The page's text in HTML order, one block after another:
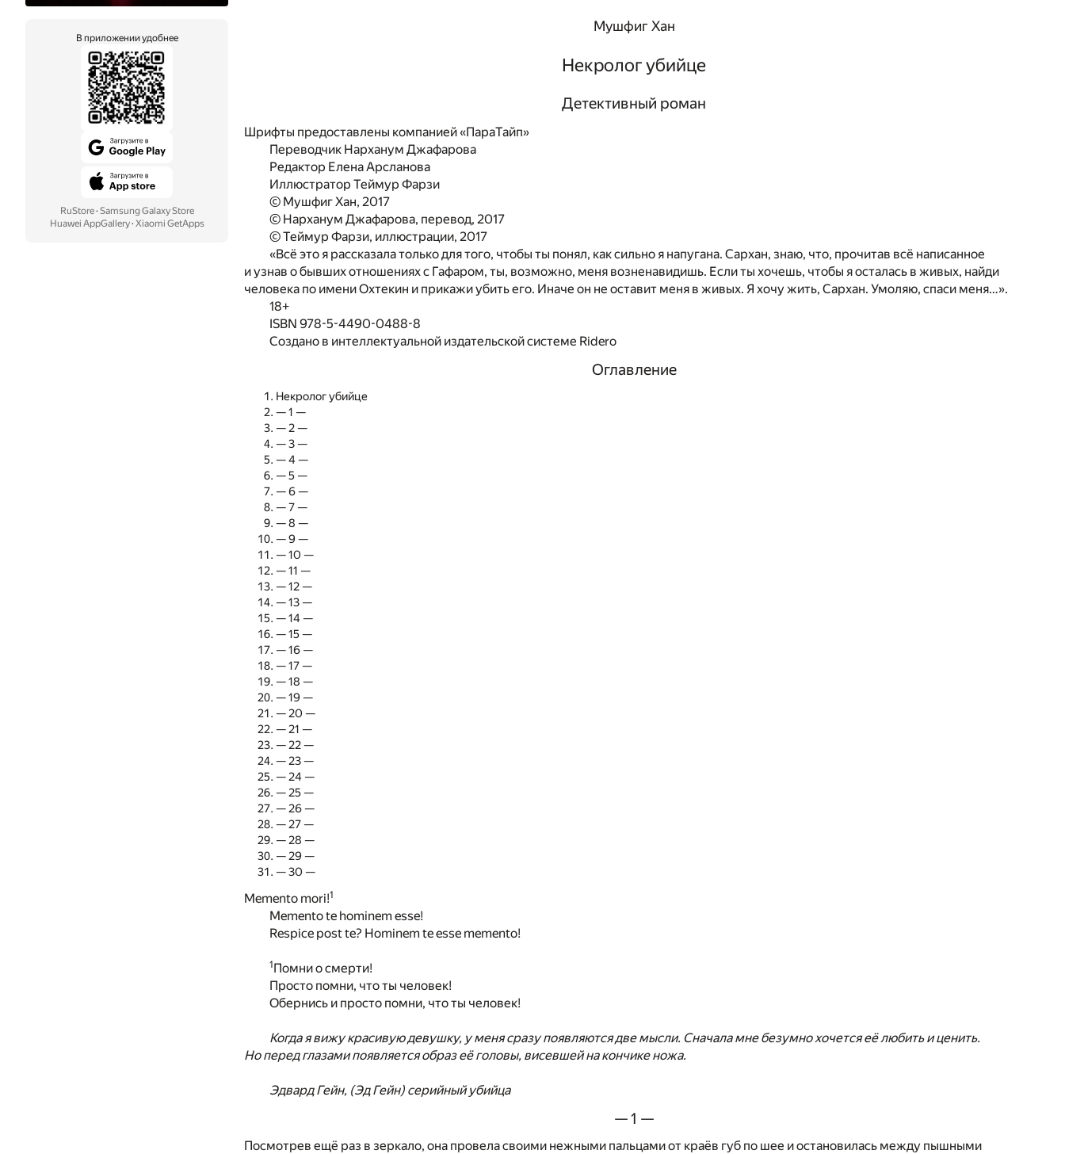
В приложении удобнее
RuStore· Samsung Galaxy Store
Huawei AppGallery· Xiaomi GetApps
Мушфиг Хан
Некролог убийце
Детективный роман
Шрифты предоставлены компанией «ПараТайп»
Переводчик Нарханум Джафарова
Редактор Елена Арсланова
Иллюстратор Теймур Фарзи
© Мушфиг Хан, 2017
© Нарханум Джафарова, перевод, 2017
© Теймур Фарзи, иллюстрации, 2017
«Всё это я рассказала только для того, чтобы ты понял, как сильно я напугана. Сархан, знаю, что, прочитав всё написанное
и узнав о бывших отношениях с Гафаром, ты, возможно, меня возненавидишь. Если ты хочешь, чтобы я осталась в живых, найди
человека по имени Охтекин и прикажи убить его. Иначе он не оставит меня в живых. Я хочу жить, Сархан. Умоляю, спаси меня…».
18+
ISBN 978-5-4490-0488-8
Создано в интеллектуальной издательской системе Ridero
Оглавление
Некролог убийце
— 1 —
— 2 —
— 3 —
— 4 —
— 5 —
— 6 —
— 7 —
— 8 —
— 9 —
— 10 —
— 11 —
— 12 —
— 13 —
— 14 —
— 15 —
— 16 —
— 17 —
— 18 —
— 19 —
— 20 —
— 21 —
— 22 —
— 23 —
— 24 —
— 25 —
— 26 —
— 27 —
— 28 —
— 29 —
— 30 —
Memento mori!1
Memento te hominem esse!
Respice post te? Hominem te esse memento!
1Помни о смерти!
Просто помни, что ты человек!
Обернись и просто помни, что ты человек!
Когда я вижу красивую девушку, у меня сразу появляются две мысли. Сначала мне безумно хочется её любить и ценить.
Но перед глазами появляется образ её головы, висевшей на кончике ножа.
Эдвард Гейн, (Эд Гейн) серийный убийца
— 1 —
Посмотрев ещё раз в зеркало, она провела своими нежными пальцами от краёв губ по шее и остановилась между пышными